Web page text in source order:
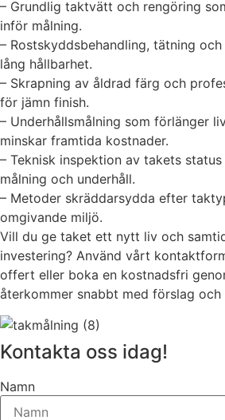
– Grundlig taktvätt och rengöring
inför målning.
– Rostskyddsbehandling, tätning
lång hållbarhet.
– Skrapning av åldrad färg och
för jämn finish.
– Underhållsmålning som förlänger
minskar framtida kostnader.
– Teknisk inspektion av takets
målning och underhåll.
– Metoder skräddarsydda efter
omgivande miljö.
Vill du ge taket ett nytt liv och
investering? Använd vårt
offert eller boka en kostnadsfri
återkommer snabbt med förslag och
Kontakta oss idag!
Namn